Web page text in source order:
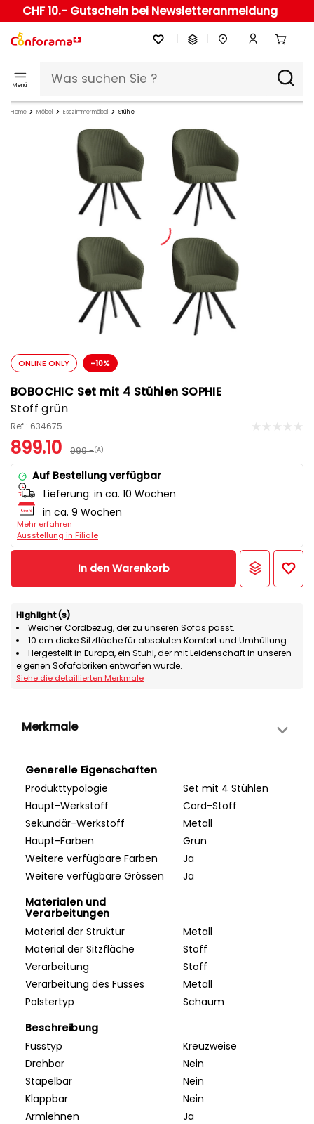
CHF 10.- Gutschein bei Newsletteranmeldung
Menü
Home Möbel Esszimmermöbel Stühle
ONLINE ONLY -10%
BOBOCHIC Set mit 4 Stühlen SOPHIE
Stoff grün
Ref.: 634675
899.10 999.-(A)
Auf Bestellung verfügbar
Lieferung: in ca. 10 Wochen
in ca. 9 Wochen
Mehr erfahren
Ausstellung in Filiale
In den Warenkorb
Highlight(s)
Weicher Cordbezug, der zu unseren Sofas passt.
10 cm dicke Sitzfläche für absoluten Komfort und Umhüllung.
Hergestellt in Europa, ein Stuhl, der mit Leidenschaft in unseren
eigenen Sofafabriken entworfen wurde.
Siehe die detaillierten Merkmale
Merkmale
Generelle Eigenschaften
Produkttypologie
Set mit 4 Stühlen
Haupt-Werkstoff
Cord-Stoff
Sekundär-Werkstoff
Metall
Haupt-Farben
Grün
Weitere verfügbare Farben
Ja
Weitere verfügbare Grössen
Ja
Materialen und
Verarbeitungen
Material der Struktur
Metall
Material der Sitzfläche
Stoff
Verarbeitung
Stoff
Verarbeitung des Fusses
Metall
Polstertyp
Schaum
Beschreibung
Fusstyp
Kreuzweise
Drehbar
Nein
Stapelbar
Nein
Klappbar
Nein
Armlehnen
Ja